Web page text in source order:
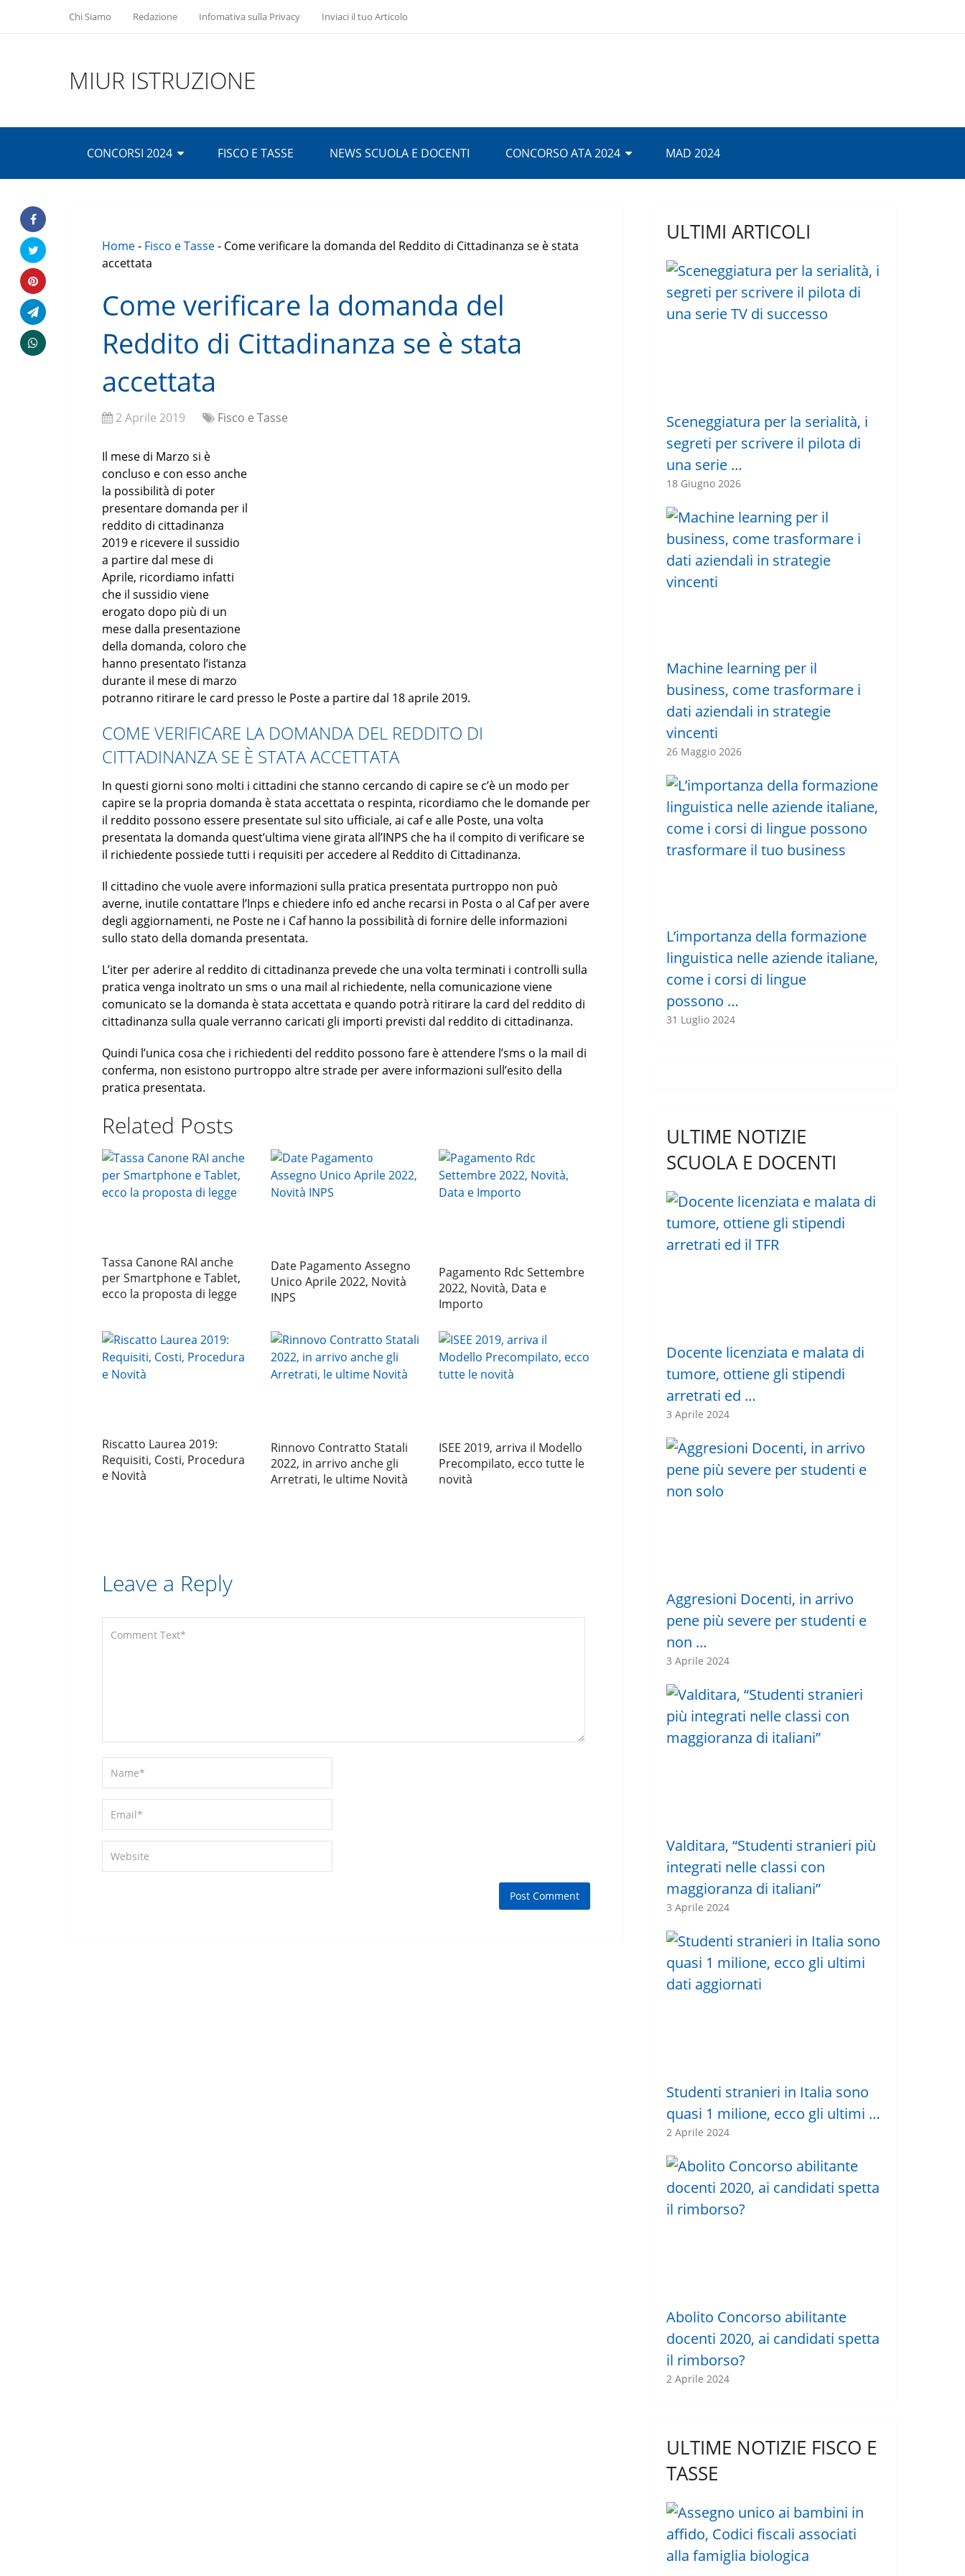
Chi Siamo Redazione Infomativa sulla Privacy Inviaci il tuo Articolo
MIUR ISTRUZIONE
CONCORSI 2024 FISCO E TASSE NEWS SCUOLA E DOCENTI CONCORSO ATA 2024 MAD 2024
Home- Fisco e Tasse- Come verificare la domanda del Reddito di Cittadinanza se è stata
accettata
Come verificare la domanda del
Reddito di Cittadinanza se è stata
accettata
2 Aprile 2019 Fisco e Tasse
Il mese di Marzo si è
concluso e con esso anche
la possibilità di poter
presentare domanda per il
reddito di cittadinanza
2019 e ricevere il sussidio
a partire dal mese di
Aprile, ricordiamo infatti
che il sussidio viene
erogato dopo più di un
mese dalla presentazione
della domanda, coloro che
hanno presentato l’istanza
durante il mese di marzo
potranno ritirare le card presso le Poste a partire dal 18 aprile 2019.
COME VERIFICARE LA DOMANDA DEL REDDITO DI
CITTADINANZA SE È STATA ACCETTATA
In questi giorni sono molti i cittadini che stanno cercando di capire se c’è un modo per
capire se la propria domanda è stata accettata o respinta, ricordiamo che le domande per
il reddito possono essere presentate sul sito ufficiale, ai caf e alle Poste, una volta
presentata la domanda quest’ultima viene girata all’INPS che ha il compito di verificare se
il richiedente possiede tutti i requisiti per accedere al Reddito di Cittadinanza.
Il cittadino che vuole avere informazioni sulla pratica presentata purtroppo non può
averne, inutile contattare l’Inps e chiedere info ed anche recarsi in Posta o al Caf per avere
degli aggiornamenti, ne Poste ne i Caf hanno la possibilità di fornire delle informazioni
sullo stato della domanda presentata.
L’iter per aderire al reddito di cittadinanza prevede che una volta terminati i controlli sulla
pratica venga inoltrato un sms o una mail al richiedente, nella comunicazione viene
comunicato se la domanda è stata accettata e quando potrà ritirare la card del reddito di
cittadinanza sulla quale verranno caricati gli importi previsti dal reddito di cittadinanza.
Quindi l’unica cosa che i richiedenti del reddito possono fare è attendere l’sms o la mail di
conferma, non esistono purtroppo altre strade per avere informazioni sull’esito della
pratica presentata.
Related Posts
Tassa Canone RAI anche
per Smartphone e Tablet,
ecco la proposta di legge
Date Pagamento Assegno
Unico Aprile 2022, Novità
INPS
Pagamento Rdc Settembre
2022, Novità, Data e
Importo
Riscatto Laurea 2019:
Requisiti, Costi, Procedura
e Novità
Rinnovo Contratto Statali
2022, in arrivo anche gli
Arretrati, le ultime Novità
ISEE 2019, arriva il Modello
Precompilato, ecco tutte le
novità
Leave a Reply
ULTIMI ARTICOLI
Sceneggiatura per la serialità, i
segreti per scrivere il pilota di
una serie …
18 Giugno 2026
Machine learning per il
business, come trasformare i
dati aziendali in strategie
vincenti
26 Maggio 2026
L’importanza della formazione
linguistica nelle aziende italiane,
come i corsi di lingue
possono …
31 Luglio 2024
ULTIME NOTIZIE
SCUOLA E DOCENTI
Docente licenziata e malata di
tumore, ottiene gli stipendi
arretrati ed …
3 Aprile 2024
Aggresioni Docenti, in arrivo
pene più severe per studenti e
non …
3 Aprile 2024
Valditara, “Studenti stranieri più
integrati nelle classi con
maggioranza di italiani”
3 Aprile 2024
Studenti stranieri in Italia sono
quasi 1 milione, ecco gli ultimi …
2 Aprile 2024
Abolito Concorso abilitante
docenti 2020, ai candidati spetta
il rimborso?
2 Aprile 2024
ULTIME NOTIZIE FISCO E
TASSE